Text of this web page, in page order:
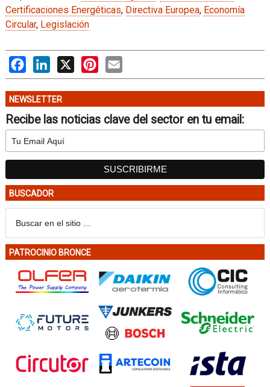
Certificaciones Energéticas, Directiva Europea, Economía
Circular, Legislación
FacebookLinkedIn
X PinterestEmail
NEWSLETTER
Recibe las noticias clave del sector en tu email:
BUSCADOR
PATROCINIO BRONCE